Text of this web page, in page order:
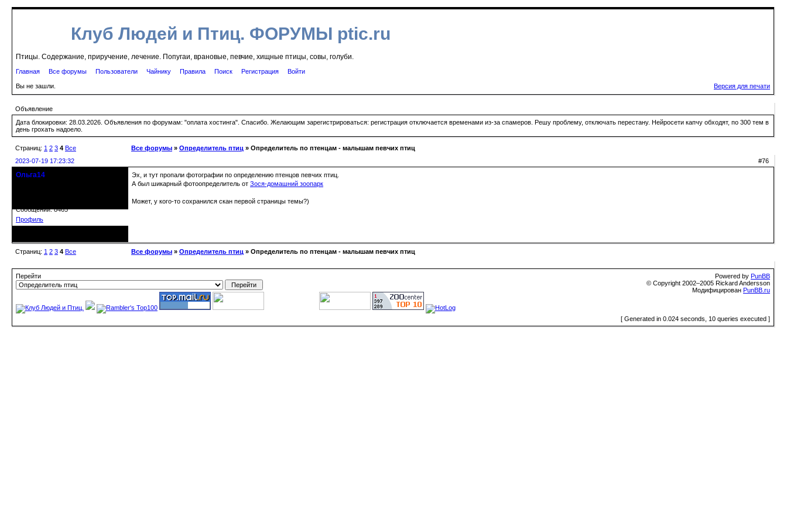
Клуб Людей и Птиц. ФОРУМЫ ptic.ru
Птицы. Содержание, приручение, лечение. Попугаи, врановые, певчие, хищные птицы, совы, голуби.
Главная Все форумы Пользователи Чайнику Правила Поиск Регистрация Войти
Вы не зашли. Версия для печати
Объявление
Дата блокировки: 28.03.2026. Объявления по форумам: "оплата хостинга". Спасибо. Желающим зарегистрироваться: регистрация отключается временами из-за спамеров. Решу проблему, отключать перестану. Нейросети капчу обходят, по 300 тем в
день грохать надоело.
Страниц: 1 2 3 4 Все Все форумы » Определитель птиц » Определитель по птенцам - малышам певчих птиц
#76
2023-07-19 17:23:32
Ольга14
Сообщений: 8465
Профиль
Эх, и тут пропали фотографии по определению птенцов певчих птиц.
А был шикарный фотоопределитель от Зося-домашний зоопарк
Может, у кого-то сохранился скан первой страницы темы?)
Страниц: 1 2 3 4 Все Все форумы » Определитель птиц » Определитель по птенцам - малышам певчих птиц
Перейти Powered by PunBB
© Copyright 2002–2005 Rickard Andersson
Модифицирован PunBB.ru
[ Generated in 0.024 seconds, 10 queries executed ]